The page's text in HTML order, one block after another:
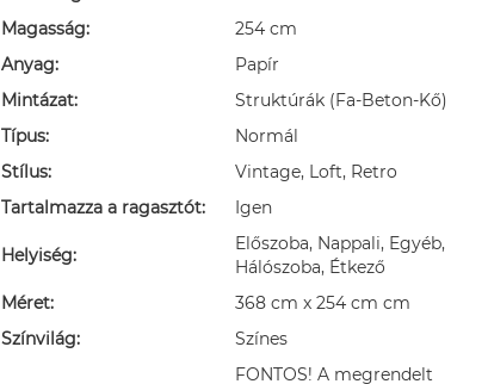
Magasság:
254 cm
Anyag:
Papír
Mintázat:
Struktúrák (Fa-Beton-Kő)
Típus:
Normál
Stílus:
Vintage, Loft, Retro
Tartalmazza a ragasztót:
Igen
Helyiség:
Előszoba, Nappali, Egyéb,
Hálószoba, Étkező
Méret:
368 cm x 254 cm cm
Színvilág:
Színes
FONTOS! A megrendelt